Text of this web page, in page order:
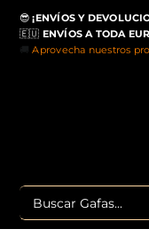
contenido
😎 ¡ENVÍOS Y
🇪🇺 ENVÍOS A TODA
🚚Aprovecha nuestros
Buscar: